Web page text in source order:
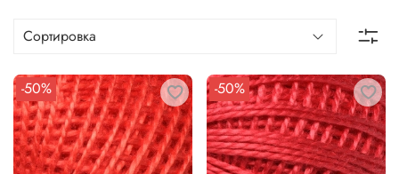
-50% -50%